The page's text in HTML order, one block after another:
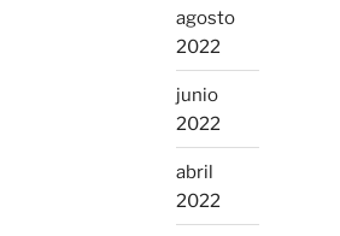
agosto
2022
junio
2022
abril
2022